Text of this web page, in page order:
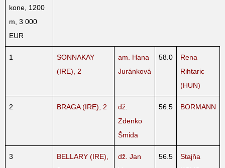
kone, 1200
m, 3 000
EUR
1
SONNAKAY
(IRE), 2
am. Hana
Juránková
58.0
Rena
Rihtaric
(HUN)
2 BRAGA (IRE), 2
dž.
Zdenko
Šmida
56.5 BORMANN
3
BELLARY (IRE),
dž. Jan
56.5
Stajňa